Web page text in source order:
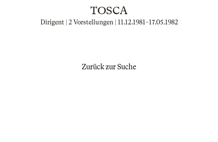
TOSCA
Dirigent | 2 Vorstellungen | 11.12.1981–17.05.1982
Zurück zur Suche